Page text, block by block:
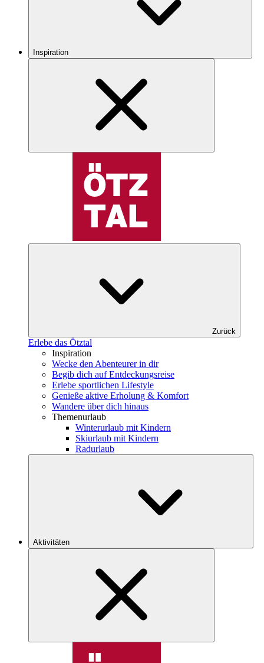
Inspiration
Zurück
Erlebe das Ötztal
Inspiration
Wecke den Abenteurer in dir
Begib dich auf Entdeckungsreise
Erlebe sportlichen Lifestyle
Genieße aktive Erholung & Komfort
Wandere über dich hinaus
Themenurlaub
Winterurlaub mit Kindern
Skiurlaub mit Kindern
Radurlaub
Aktivitäten